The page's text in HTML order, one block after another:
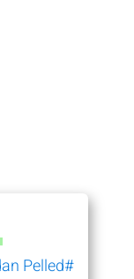
#Idan Pelled